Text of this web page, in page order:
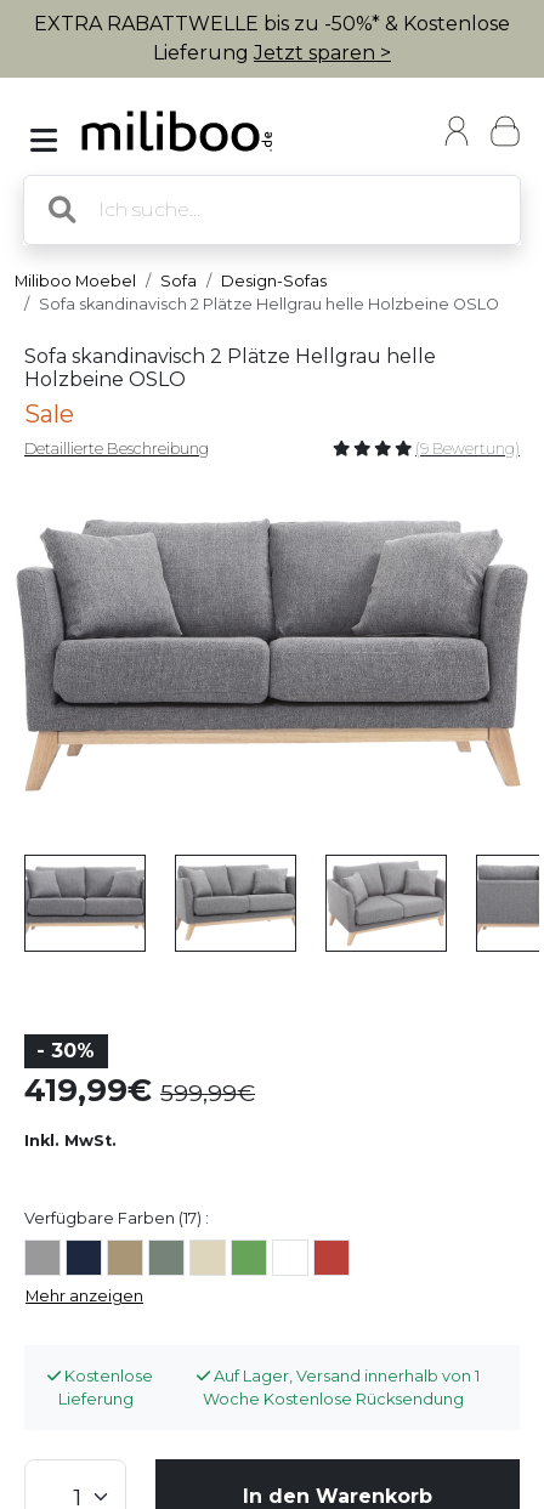
EXTRA RABATTWELLE bis zu -50%* & Kostenlose
LieferungJetzt sparen >
Miliboo Moebel Sofa
Design-Sofas
Sofa skandinavisch 2 Plätze Hellgrau helle Holzbeine OSLO
Sofa skandinavisch 2 Plätze Hellgrau helle
Holzbeine OSLO
Sale
Detaillierte Beschreibung (9 Bewertung)
- 30%
419,99 599,99
Inkl. MwSt.
Verfügbare Farben (17) :
Mehr anzeigen
Kostenlose
Lieferung
Auf Lager, Versand innerhalb von 1
Woche Kostenlose Rücksendung
In den Warenkorb